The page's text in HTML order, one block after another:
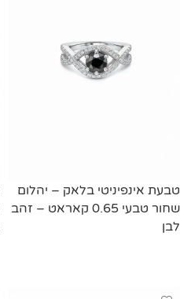
טבעת אינפיניטי בלאק – יהלום
שחור טבעי 0.65 קאראט – זהב
לבן